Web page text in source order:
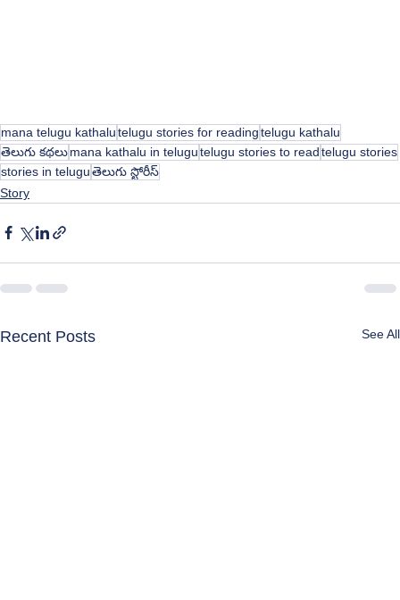
mana telugu kathalutelugu stories for readingtelugu kathalu
తెలుగు కథలుmana kathalu in telugutelugu stories to readtelugu stories
stories in teluguతెలుగు స్టోరీస్
Story
Recent Posts See All